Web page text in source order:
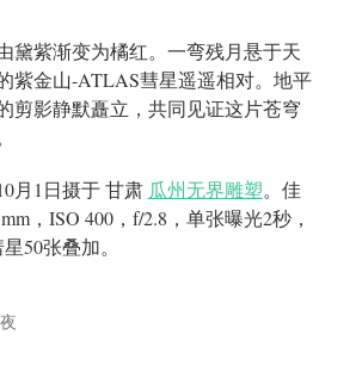
黛紫渐变为橘红。一弯残月悬于天
紫金山-ATLAS彗星遥遥相对。地平
剪影静默矗立，共同见证这片苍穹
月1日摄于 甘肃 瓜州无界雕塑。佳
，ISO 400，f/2.8，单张曝光2秒，
50张叠加。